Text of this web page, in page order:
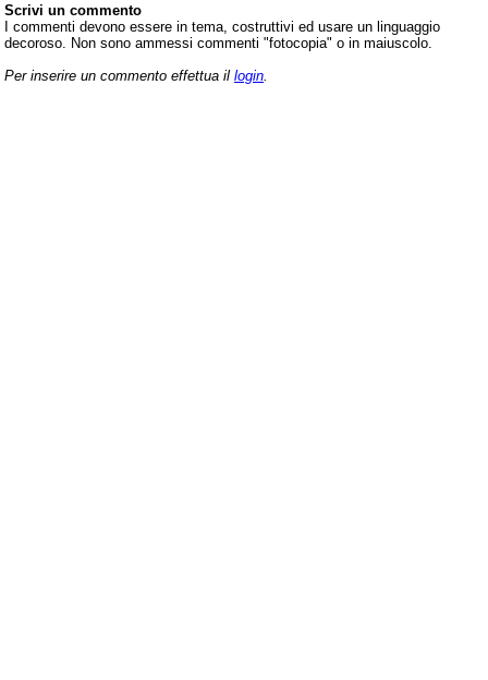
Scrivi un commento
I commenti devono essere in tema, costruttivi ed usare un linguaggio
decoroso. Non sono ammessi commenti "fotocopia" o in maiuscolo.
Per inserire un commento effettua il login